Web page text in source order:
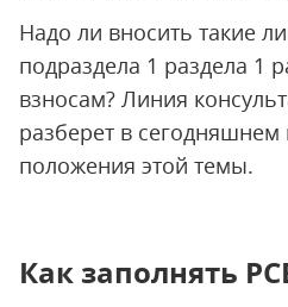
Надо ли вносить такие
подраздела 1 раздела 1
взносам? Линия
разберет в
положения этой темы.
Как заполнять